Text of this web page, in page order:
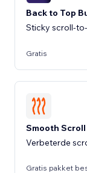
Back to Top
Sticky scroll-
Gratis
Smooth Scroll
Verbeterde
Gratis pakket